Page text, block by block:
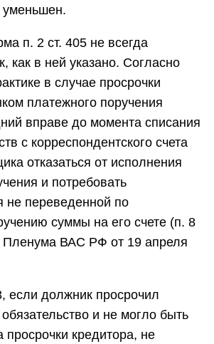
уменьшен.
п. 2 ст. 405 не всегда
как в ней указано. Согласно
в случае просрочки
платежного поручения
вправе до момента списания
с корреспондентского счета
отказаться от исполнения
и потребовать
не переведенной по
суммы на его счете (п. 8
Пленума ВАС РФ от 19 апреля
если должник просрочил
и не могло быть
просрочки кредитора, не